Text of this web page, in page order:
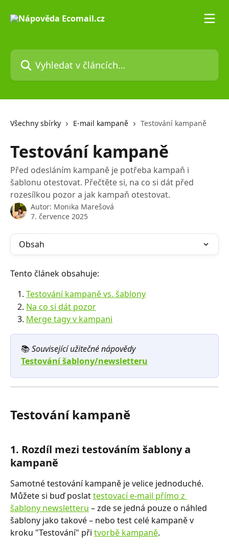
Vyhledat v článcích…
Všechny sbírky E-mail kampaně Testování kampaně
Testování kampaně
Před odesláním kampaně je potřeba kampaň i
šablonu otestovat. Přečtěte si, na co si dát před
rozesílkou pozor a jak kampaň otestovat.
Autor: Monika Marešová
7. července 2025
Obsah
Tento článek obsahuje:
Testování kampaně vs. šablony
Na co si dát pozor
Merge tagy v kampani
📚 Související užitečné nápovědy
Testování šablony/newsletteru
Testování kampaně
1. Rozdíl mezi testováním šablony a
kampaně
Samotné testování kampaně je velice jednoduché.
Můžete si buď poslat testovací e-mail přímo z
šablony newsletteru –⁠⁠⁠⁠⁠⁠ zde se jedná pouze o náhled
šablony jako takové –⁠⁠⁠⁠⁠⁠ nebo test celé kampaně v
kroku "Testování" při tvorbě kampaně.